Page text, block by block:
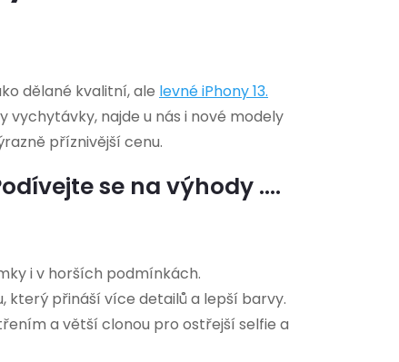
dělané kvalitní, ale levnéiPhony 13.
najde u nás i nové modely
příznivější cenu.
se na výhody ....
i v horších podmínkách.
který přináší více detailů a lepší barvy.
a větší clonou pro ostřejší selfie a